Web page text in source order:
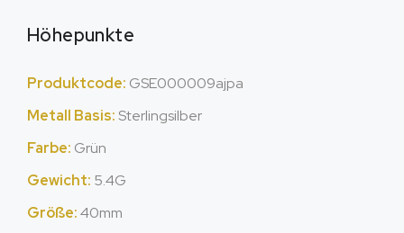
Höhepunkte
Produktcode: GSE000009ajpa
Metall Basis: Sterlingsilber
Farbe: Grün
Gewicht: 5.4G
Größe:40mm